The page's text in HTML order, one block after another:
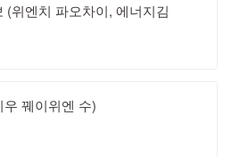
(위엔치 파오차이, 에너지김
꿰이위엔 수)